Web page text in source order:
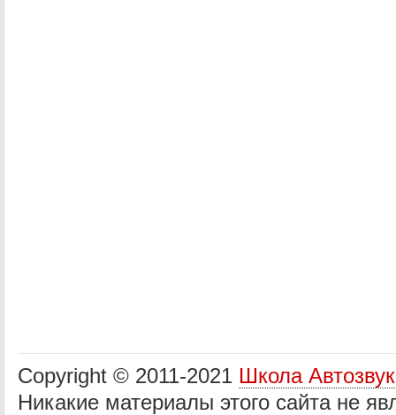
Copyright © 2011-2021 Школа
Никакие материалы этого сайта не